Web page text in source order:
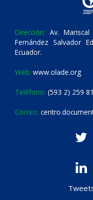
Dirección: Av.
Fernández Salvador
Ecuador.
Web: www.olade.org
Teléfono: (593 2) 259
Correo: